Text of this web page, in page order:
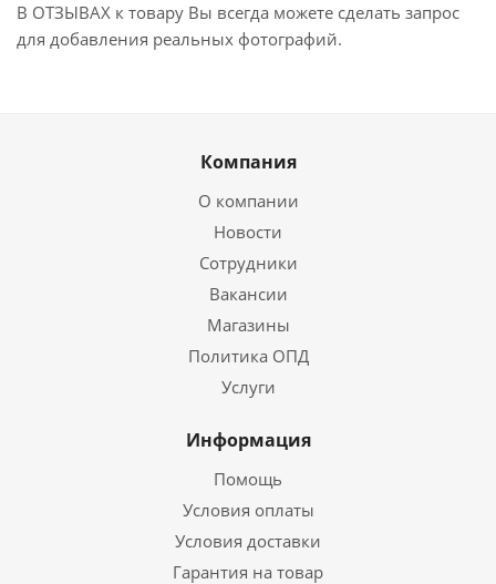
В ОТЗЫВАХ к товару Вы всегда можете сделать запрос
для добавления реальных фотографий.
Компания
О компании
Новости
Сотрудники
Вакансии
Магазины
Политика ОПД
Услуги
Информация
Помощь
Условия оплаты
Условия доставки
Гарантия на товар